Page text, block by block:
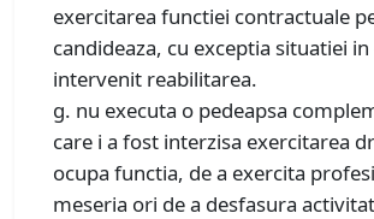
exercitarea functiei contractuale
candideaza, cu exceptia situatiei in
intervenit reabilitarea.
g. nu executa o pedeapsa
care i a fost interzisa exercitarea
ocupa functia, de a exercita
meseria ori de a desfasura